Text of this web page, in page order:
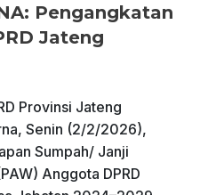
Pengangkatan
Jateng
Provinsi Jateng
Senin (2/2/2026),
Sumpah/ Janji
Anggota DPRD